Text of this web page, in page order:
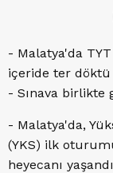
- Malatya'da
içeride ter döktü
- Sınava
- Malatya'da,
(YKS) ilk
heyecanı